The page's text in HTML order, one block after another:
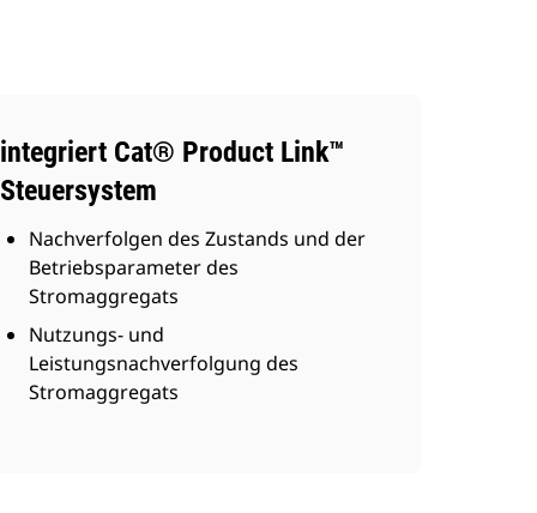
integriert Cat® Product Link™
Steuersystem
Nachverfolgen des Zustands und der
Betriebsparameter des
Stromaggregats
Nutzungs- und
Leistungsnachverfolgung des
Stromaggregats